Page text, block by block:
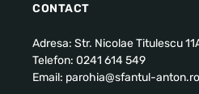
CONTACT
Adresa: Str. Nicolae Titulescu
Telefon: 0241 614 549
Email: parohia@sfantul-anton.ro